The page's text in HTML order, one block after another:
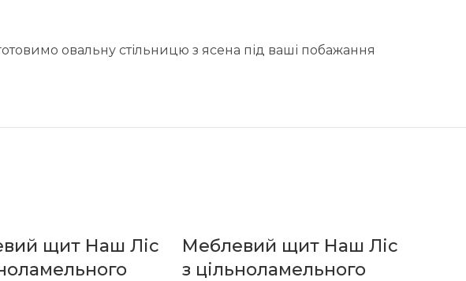
овальну стільницю з ясена під ваші побажання
щит Наш Ліс
Меблевий щит Наш Ліс
з цільноламельного